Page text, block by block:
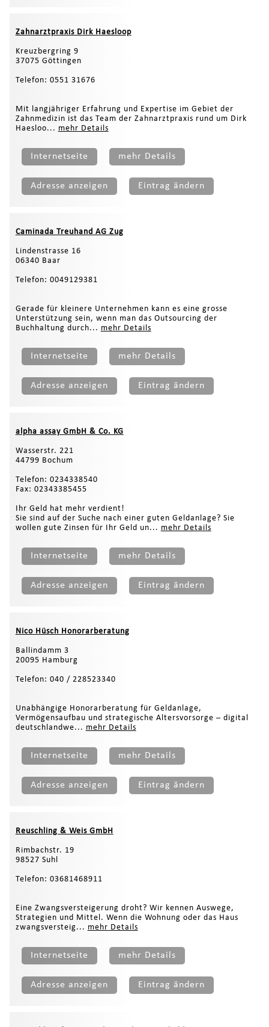
Zahnarztpraxis Dirk Haesloop
Kreuzbergring 9
37075 Göttingen
Telefon: 0551 31676
Mit langjähriger Erfahrung und Expertise im Gebiet der
Zahnmedizin ist das Team der Zahnarztpraxis rund um Dirk
Haesloo... mehr Details
Internetseite mehr Details
Adresse anzeigen Eintrag ändern
Caminada Treuhand AG Zug
Lindenstrasse 16
06340 Baar
Telefon: 0049129381
Gerade für kleinere Unternehmen kann es eine grosse
Unterstützung sein, wenn man das Outsourcing der
Buchhaltung durch... mehr Details
Internetseite mehr Details
Adresse anzeigen Eintrag ändern
alpha assay GmbH & Co. KG
Wasserstr. 221
44799 Bochum
Telefon: 0234338540
Fax: 02343385455
Ihr Geld hat mehr verdient!
Sie sind auf der Suche nach einer guten Geldanlage? Sie
wollen gute Zinsen für Ihr Geld un... mehr Details
Internetseite mehr Details
Adresse anzeigen Eintrag ändern
Nico Hüsch Honorarberatung
Ballindamm 3
20095 Hamburg
Telefon: 040 / 228523340
Unabhängige Honorarberatung für Geldanlage,
Vermögensaufbau und strategische Altersvorsorge – digital
deutschlandwe... mehr Details
Internetseite mehr Details
Adresse anzeigen Eintrag ändern
Reuschling & Weis GmbH
Rimbachstr. 19
98527 Suhl
Telefon: 03681468911
Eine Zwangsversteigerung droht? Wir kennen Auswege,
Strategien und Mittel. Wenn die Wohnung oder das Haus
zwangsversteig... mehr Details
Internetseite mehr Details
Adresse anzeigen Eintrag ändern